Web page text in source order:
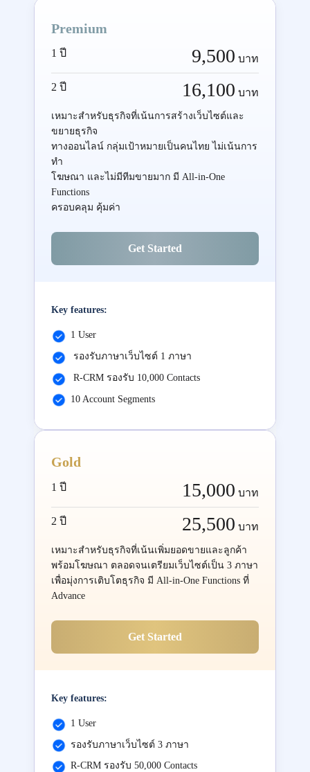
Premium
1 ปี 9,500 บาท
2 ปี 16,100 บาท
เหมาะสำหรับธุรกิจที่เน้นการสร้างเว็บไซต์และ
ขยายธุรกิจ
ทางออนไลน์ กลุ่มเป้าหมายเป็นคนไทย ไม่เน้นการ
ทำ
โฆษณา และไม่มีทีมขายมาก มี All-in-One
Functions
ครอบคลุม คุ้มค่า
Get Started
Key features:
1 User
รองรับภาษาเว็บไซต์ 1 ภาษา
R-CRM รองรับ 10,000 Contacts
10 Account Segments
Gold
1 ปี 15,000 บาท
2 ปี 25,500 บาท
เหมาะสำหรับธุรกิจที่เน้นเพิ่มยอดขายและลูกค้า
พร้อมโฆษณา ตลอดจนเตรียมเว็บไซต์เป็น 3 ภาษา
เพื่อมุ่งการเติบโตธุรกิจ มี All-in-One Functions ที่
Advance
Get Started
Key features:
1 User
รองรับภาษาเว็บไซต์ 3 ภาษา
R-CRM รองรับ 50,000 Contacts